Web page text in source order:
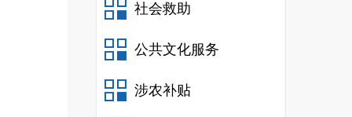
社会救助
公共文化服务
涉农补贴